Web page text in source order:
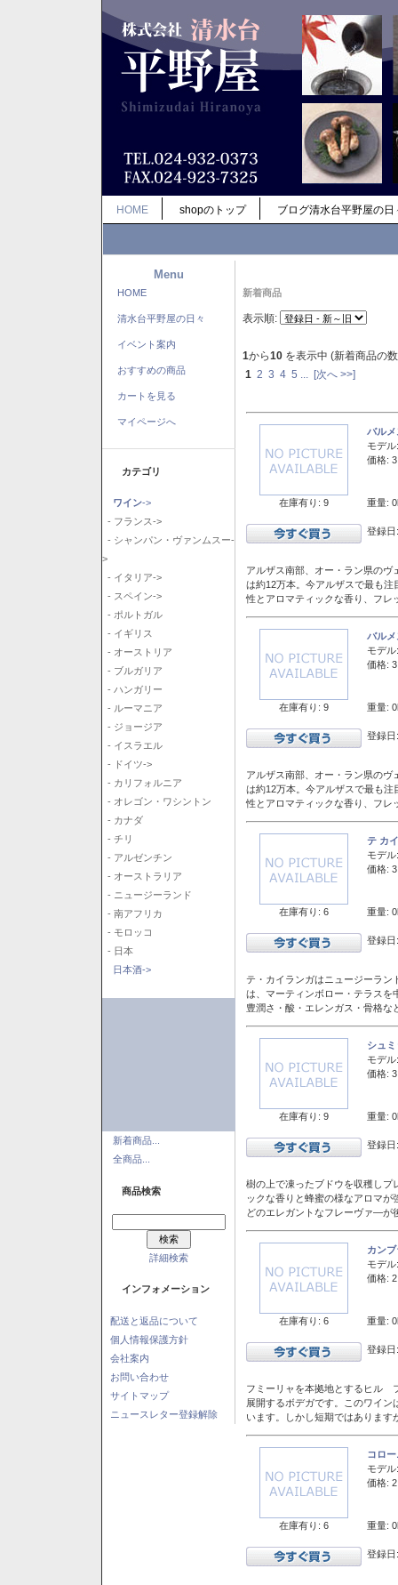
HOME shopのトップ ブログ清水台平野屋の日
Menu
HOME
清水台平野屋の日々
イベント案内
おすすめの商品
カートを見る
マイページへ
カテゴリ
ワイン->
- フランス->
- シャンパン・ヴァンムスー-
>
- イタリア->
- スペイン->
- ポルトガル
- イギリス
- オーストリア
- ブルガリア
- ハンガリー
- ルーマニア
- ジョージア
- イスラエル
- ドイツ->
- カリフォルニア
- オレゴン・ワシントン
- カナダ
- チリ
- アルゼンチン
- オーストラリア
- ニュージーランド
- 南アフリカ
- モロッコ
- 日本
日本酒->
新着商品...
全商品...
商品検索
詳細検索
インフォメーション
配送と返品について
個人情報保護方針
会社案内
お問い合わせ
サイトマップ
ニュースレター登録解除
新着商品
表示順:
1から10 を表示中 (新着商品の
1 2 3 4 5 [次へ >>]
在庫有り: 9
バル
モデル:
価格:
重量:
登録
アルザス南部、オー・ラン県の
は約12万本。今アルザスで最も
性とアロマティックな香り、フレ
在庫有り: 9
バル
モデル:
価格:
重量:
登録
アルザス南部、オー・ラン県の
は約12万本。今アルザスで最も
性とアロマティックな香り、フレ
在庫有り: 6
テ カ
モデル:
価格:
重量:
登録
テ・カイランガはニュージーラン
は、マーティンボロー・テラスを
豊潤さ・酸・エレンガス・骨格
在庫有り: 9
シュ
モデル:
価格:
重量:
登録
樹の上で凍ったブドウを収穫しプ
ックな香りと蜂蜜の様なアロマ
どのエレガントなフレーヴァ―が
在庫有り: 6
カン
モデル:
価格:
重量:
登録
フミーリャを本拠地とするヒル
展開するボデガです。このワイ
います。しかし短期ではありま
在庫有り: 6
コロ
モデル:
価格:
重量:
登録